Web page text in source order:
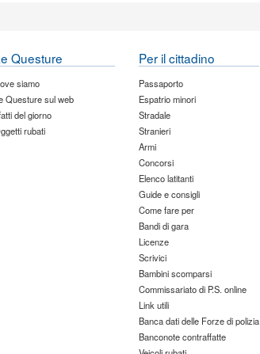
Questure
siamo
Questure sul web
del giorno
rubati
Per il cittadino
Passaporto
Espatrio minori
Stradale
Stranieri
Armi
Concorsi
Elenco latitanti
Guide e consigli
Come fare per
Bandi di gara
Licenze
Scrivici
Bambini scomparsi
Commissariato di P.S. online
Link utili
Banca dati delle Forze di polizia
Banconote contraffatte